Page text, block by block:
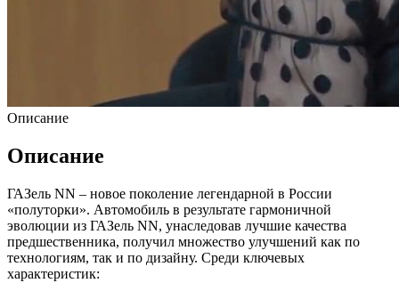
Описание
Описание
ГАЗель NN – новое поколение легендарной в России
«полуторки». Автомобиль в результате гармоничной
эволюции из ГАЗель NN, унаследовав лучшие качества
предшественника, получил множество улучшений как по
технологиям, так и по дизайну. Среди ключевых
характеристик: